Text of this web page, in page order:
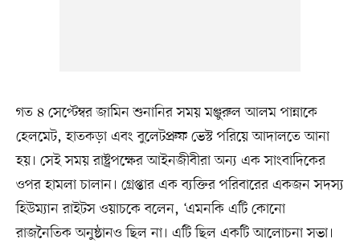
গত ৪ সেপ্টেম্বর জামিন শুনানির সময় মঞ্জুরুল আলম পান্নাকে
হেলমেট, হাতকড়া এবং বুলেটপ্রুফ ভেস্ট পরিয়ে আদালতে আনা
হয়। সেই সময় রাষ্ট্রপক্ষের আইনজীবীরা অন্য এক সাংবাদিকের
ওপর হামলা চালান। গ্রেপ্তার এক ব্যক্তির পরিবারের একজন সদস্য
হিউম্যান রাইটস ওয়াচকে বলেন, ‘এমনকি এটি কোনো
রাজনৈতিক অনুষ্ঠানও ছিল না। এটি ছিল একটি আলোচনা সভা।